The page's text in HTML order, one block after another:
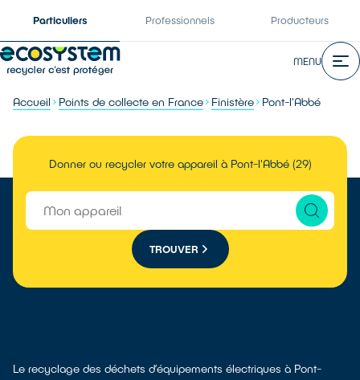
Particuliers Professionnels Producteurs
MENU
Accueil Points de collecte en France Finistère Pont-l'Abbé
Donner ou recycler votre appareil à Pont-l'Abbé (29)
TROUVER
Le recyclage des déchets d’équipements électriques à Pont-